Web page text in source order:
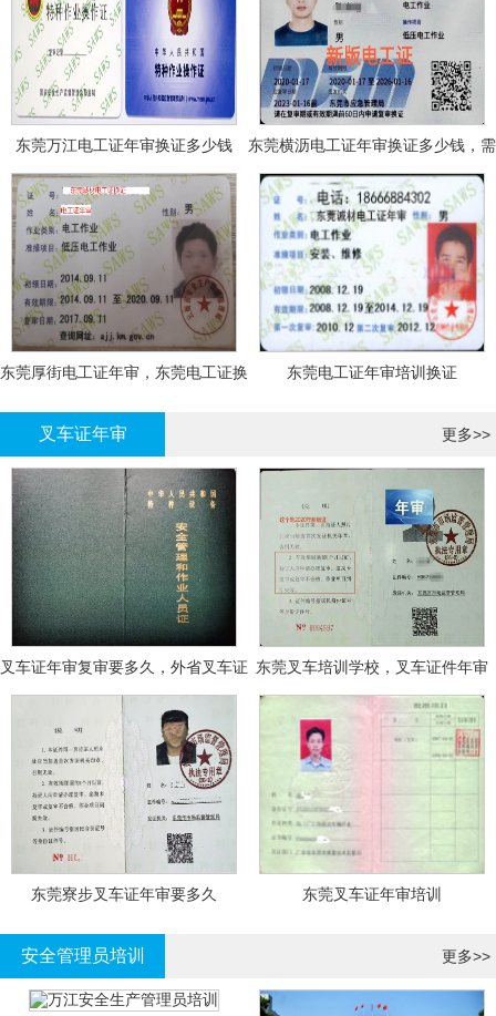
东莞万江电工证年审换证多少钱
东莞横沥电工证年审换证多少钱，需
要什么资料
东莞厚街电工证年审，东莞电工证换
东莞电工证年审培训换证
叉车证年审 更多>>
叉车证年审复审要多久，外省叉车证
年审换证
东莞叉车培训学校，叉车证件年审
东莞寮步叉车证年审要多久 东莞叉车证年审培训
安全管理员培训 更多>>